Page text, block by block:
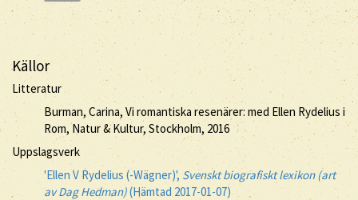
Källor
Litteratur
Burman, Carina, Vi romantiska resenärer: med Ellen Rydelius i
Rom, Natur & Kultur, Stockholm, 2016
Uppslagsverk
'Ellen V Rydelius (-Wägner)', Svenskt biografiskt lexikon (art
av Dag Hedman)(Hämtad 2017-01-07)